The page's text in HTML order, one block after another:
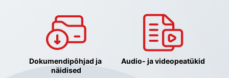
Dokumendipõhjad ja
näidised
Audio- ja videopeatükid